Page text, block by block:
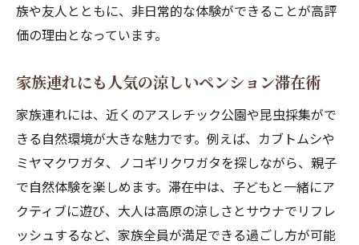
族や友人とともに、非日常的な体験ができることが高評
価の理由となっています。
家族連れにも人気の涼しいペンション滞在術
家族連れには、近くのアスレチック公園や昆虫採集がで
きる自然環境が大きな魅力です。例えば、カブトムシや
ミヤマクワガタ、ノコギリクワガタを探しながら、親子
で自然体験を楽しめます。滞在中は、子どもと一緒にア
クティブに遊び、大人は高原の涼しさとサウナでリフレ
ッシュするなど、家族全員が満足できる過ごし方が可能